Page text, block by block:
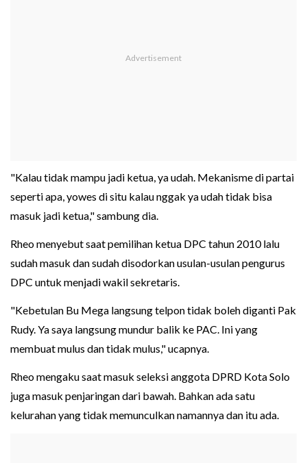
"Kalau tidak mampu jadi ketua, ya udah. Mekanisme di partai
seperti apa, yowes di situ kalau nggak ya udah tidak bisa
masuk jadi ketua," sambung dia.
Rheo menyebut saat pemilihan ketua DPC tahun 2010 lalu
sudah masuk dan sudah disodorkan usulan-usulan pengurus
DPC untuk menjadi wakil sekretaris.
"Kebetulan Bu Mega langsung telpon tidak boleh diganti Pak
Rudy. Ya saya langsung mundur balik ke PAC. Ini yang
membuat mulus dan tidak mulus," ucapnya.
Rheo mengaku saat masuk seleksi anggota DPRD Kota Solo
juga masuk penjaringan dari bawah. Bahkan ada satu
kelurahan yang tidak memunculkan namannya dan itu ada.